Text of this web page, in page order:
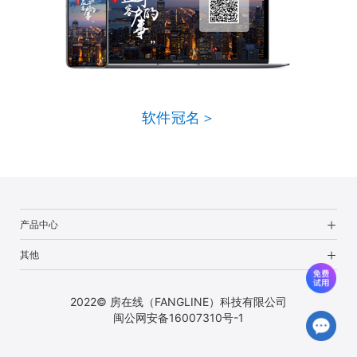
软件冠名＞
产品中心
其他
2022© 房在线（FANGLINE）科技有限公司
闽公网安备16007310号-1